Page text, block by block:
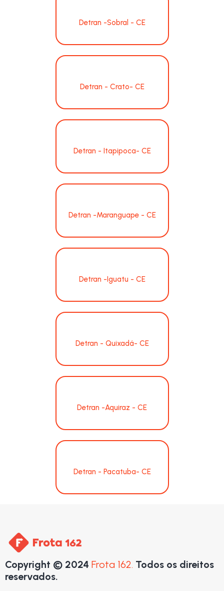
Detran -Sobral - CE
Detran - Crato- CE
Detran - Itapipoca- CE
Detran -Maranguape - CE
Detran -Iguatu - CE
Detran - Quixadá- CE
Detran -Aquiraz - CE
Detran - Pacatuba- CE
Copyright © 2024 Frota 162. Todos os direitos
reservados.